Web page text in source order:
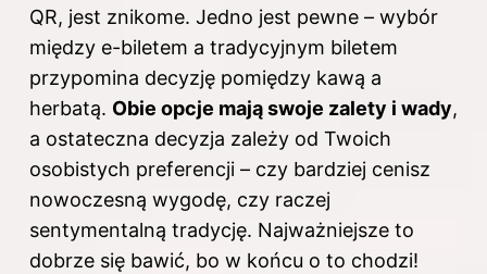
QR, jest znikome. Jedno jest pewne – wybór
między e-biletem a tradycyjnym biletem
przypomina decyzję pomiędzy kawą a
herbatą. Obie opcje mają swoje zalety i wady,
a ostateczna decyzja zależy od Twoich
osobistych preferencji – czy bardziej cenisz
nowoczesną wygodę, czy raczej
sentymentalną tradycję. Najważniejsze to
dobrze się bawić, bo w końcu o to chodzi!